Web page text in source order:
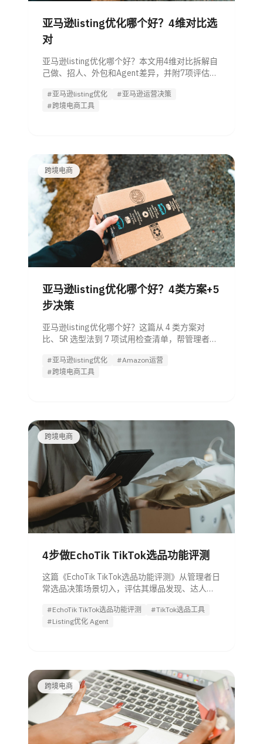
亚马逊listing优化哪个好？4维对比选
对
亚马逊listing优化哪个好？本文用4维对比拆解自
己做、招人、外包和Agent差异，并附7项评估清
SKU阶段。
#亚马逊listing优化
#亚马逊运营决策
#跨境电商工具
跨境电商
亚马逊listing优化哪个好？4类方案+5
步决策
亚马逊listing优化哪个好？这篇从 4 类方案对
比、5R 选型法到 7 项试用检查清单，帮管理者快
Agent 谁更划算。
#亚马逊listing优化
#Amazon运营
#跨境电商工具
跨境电商
4步做EchoTik TikTok选品功能评测
这篇《EchoTik TikTok选品功能评测》从管理者日
常选品决策场景切入，评估其爆品发现、达人直
否值得团队直接试用。
#EchoTik TikTok选品功能评测
#TikTok选品工具
#Listing优化 Agent
跨境电商